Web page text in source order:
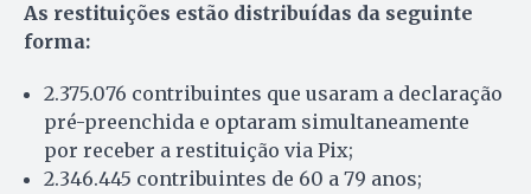
As restituições estão distribuídas da seguinte
forma:
2.375.076 contribuintes que usaram a declaração
pré-preenchida e optaram simultaneamente
por receber a restituição via Pix;
2.346.445 contribuintes de 60 a 79 anos;